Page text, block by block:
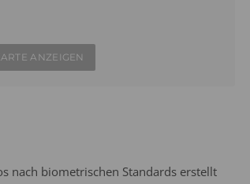
ANZEIGEN
nach biometrischen Standards erstellt